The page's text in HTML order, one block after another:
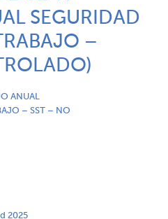
SEGURIDAD
–
ANUAL
– SST – NO
2025